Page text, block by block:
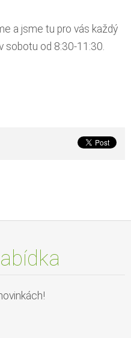
a jsme tu pro vás každý
sobotu od 8:30-11:30.